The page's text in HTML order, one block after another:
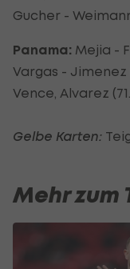
Gucher -
Panama: Mejia -
Vargas - Jimenez
Vence, Alvarez
Gelbe Karten:
Mehr zum